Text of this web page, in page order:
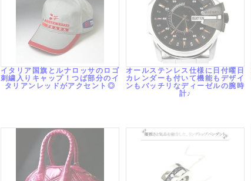
イタリア国旗とルナロッサのロゴ
刺繍入りキャップ！つば部分のイ
タリアンレッドがアクセント◎
オールステンレス仕様に日付曜日
カレンダーも付いて機能もデザイ
ンもバッチリなディーゼルの腕時
計♪